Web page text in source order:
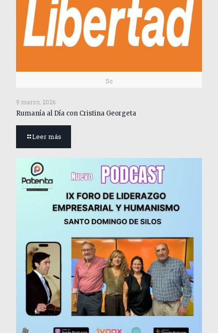
Sc
9 marzo, 2026
Rumanía al Día con Cristina Georgeta
Leer más